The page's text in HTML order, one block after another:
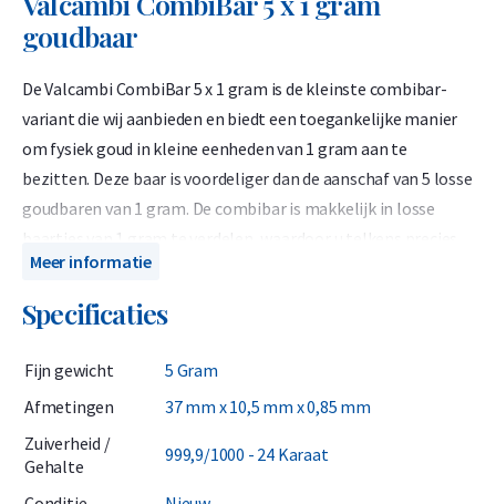
goudbaar
De Valcambi CombiBar 5 x 1 gram is de kleinste combibar-
variant die wij aanbieden en biedt een toegankelijke manier
om fysiek goud in kleine eenheden van 1 gram aan te
bezitten. Deze baar is voordeliger dan de aanschaf van 5 losse
goudbaren van 1 gram. De combibar is makkelijk in losse
baartjes van 1 gram te verdelen, waardoor u telkens precies
de hoeveelheid kunt afbreken die u nodig heeft. Zo kunt u
bijvoorbeeld een deel van de goudbaar verkopen, in
tegenstelling tot een standaard goudbaar die altijd in zijn
cadeau wilt doen of in noodsituaties wilt beschikken over een
praktisch ruil- of betaalmiddel.
Meer informatie
Specificaties
Fijn gewicht
5 Gram
Afmetingen
37 mm x 10,5 mm x 0,85 mm
Zuiverheid /
Gehalte
999,9/1000 - 24 Karaat